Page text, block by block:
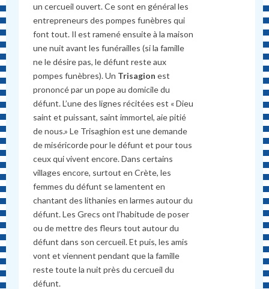
un cercueil ouvert. Ce sont en général les
entrepreneurs des pompes funèbres qui
font tout. Il est ramené ensuite à la maison
une nuit avant les funérailles (si la famille
ne le désire pas, le défunt reste aux
pompes funèbres). Un Trisagion est
prononcé par un pope au domicile du
défunt. L’une des lignes récitées est « Dieu
saint et puissant, saint immortel, aie pitié
de nous.» Le Trisaghion est une demande
de miséricorde pour le défunt et pour tous
ceux qui vivent encore. Dans certains
villages encore, surtout en Crète, les
femmes du défunt se lamentent en
chantant des lithanies en larmes autour du
défunt. Les Grecs ont l’habitude de poser
ou de mettre des fleurs tout autour du
défunt dans son cercueil. Et puis, les amis
vont et viennent pendant que la famille
reste toute la nuit près du cercueil du
défunt.